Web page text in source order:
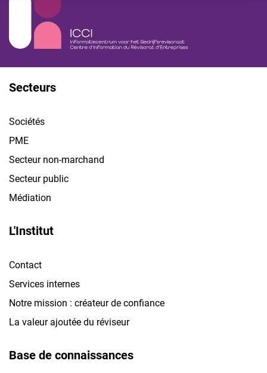
Secteurs
Sociétés
PME
Secteur non-marchand
Secteur public
Médiation
L'Institut
Contact
Services internes
Notre mission : créateur de confiance
La valeur ajoutée du réviseur
Base de connaissances